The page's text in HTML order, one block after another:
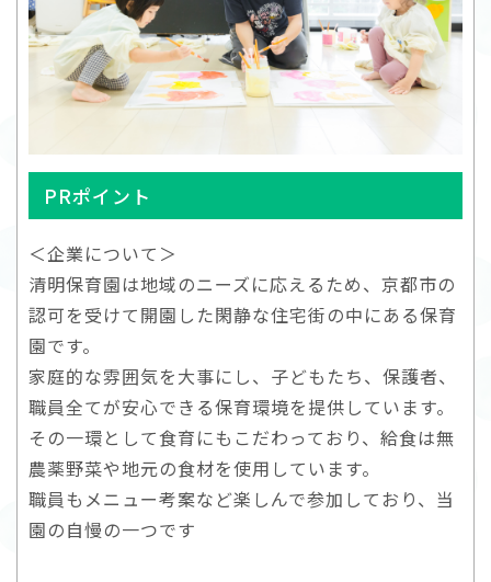
PRポイント
＜企業について＞
清明保育園は地域のニーズに応えるため、京都市の
認可を受けて開園した閑静な住宅街の中にある保育
園です。
家庭的な雰囲気を大事にし、子どもたち、保護者、
職員全てが安心できる保育環境を提供しています。
その一環として食育にもこだわっており、給食は無
農薬野菜や地元の食材を使用しています。
職員もメニュー考案など楽しんで参加しており、当
園の自慢の一つです